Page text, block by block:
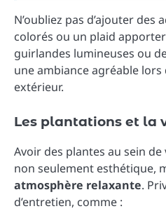
N’oubliez pas d’ajouter des
colorés ou un plaid
guirlandes lumineuses ou
une ambiance agréable lors
extérieur.
Les plantations et la
Avoir des plantes au sein
non seulement esthétique,
atmosphère relaxante.
d’entretien, comme :